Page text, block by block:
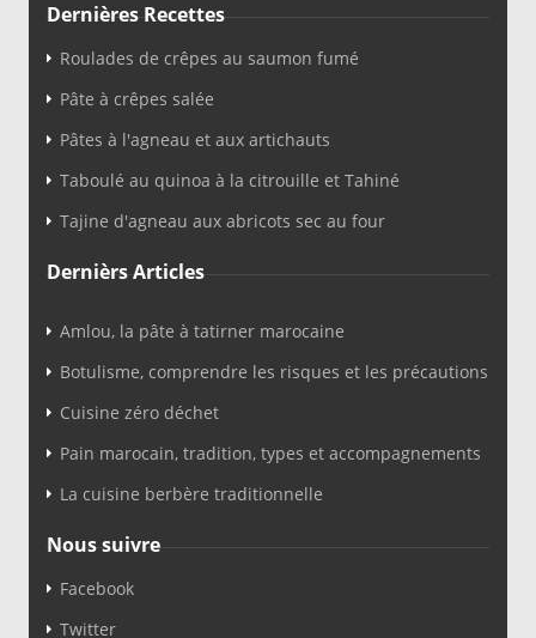
Dernières Recettes
Roulades de crêpes au saumon fumé
Pâte à crêpes salée
Pâtes à l'agneau et aux artichauts
Taboulé au quinoa à la citrouille et Tahiné
Tajine d'agneau aux abricots sec au four
Dernièrs Articles
Amlou, la pâte à tatirner marocaine
Botulisme, comprendre les risques et les précautions
Cuisine zéro déchet
Pain marocain, tradition, types et accompagnements
La cuisine berbère traditionnelle
Nous suivre
Facebook
Twitter